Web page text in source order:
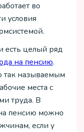
во
условия
есть целый ряд
на пенсию.
так называемым
места с
труда. В
пенсию можно
если у